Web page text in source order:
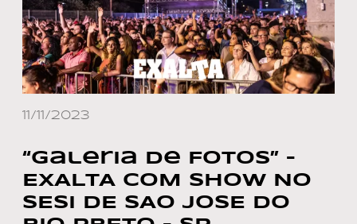
11/11/2023
“Galeria de Fotos” –
EXALTA COM SHOW NO
SESI DE SAO JOSE DO